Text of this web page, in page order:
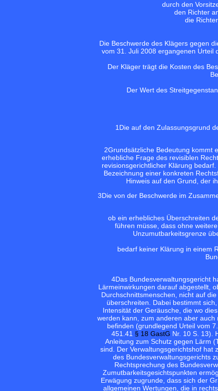
durch den
den Richter
die
Die Beschwerde des Klägers gegen
vom 31. Juli 2008 ergangenen Urteil
Der Kläger trägt die Kosten des
Der Wert des
1Die auf den Zulassungsgrund
2Grundsätzliche Bedeutung kommt
erhebliche Frage des revisiblen
revisionsgerichtlicher Klärung
Bezeichnung einer konkreten
Hinweis auf den Grund, der
3Die von der Beschwerde im
ob ein erhebliches Überschreiten
führen müsse, dass ohne
Unzumutbarkeitsgrenze
bedarf keiner Klärung in einem
4Das Bundesverwaltungsgericht
Lärmeinwirkungen darauf abgestellt,
Durchschnittsmenschen, nicht auf
überschreiten. Dabei bestimmt
Intensität der Geräusche, die wo
werden kann, zum anderen aber
befinden (grundlegend Urteil vom
451.41 § 18 GastG Nr. 10 S. 13).
Anleitung zum Schutz gegen Lärm
sind. Der Verwaltungsgerichtshof hat
des Bundesverwaltungsgerichts
Rechtsprechung des
Zumutbarkeitsgesichtspunkten
Erwägung zugrunde, dass sich der
allgemeinen Wertungen, die in